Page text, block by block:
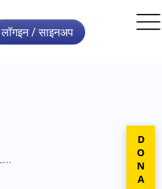
लॉगइन / साइनअप
Truhap Hyderabad (Laxmi Nagar Colony Rd) Therapy Centre DONATE